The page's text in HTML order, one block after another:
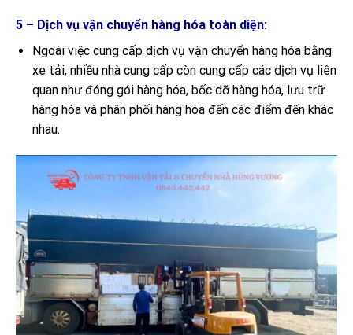
5 – Dịch vụ vận chuyển hàng hóa toàn diện:
Ngoài việc cung cấp dịch vụ vận chuyển hàng hóa bằng
xe tải, nhiều nhà cung cấp còn cung cấp các dịch vụ liên
quan như đóng gói hàng hóa, bốc dỡ hàng hóa, lưu trữ
hàng hóa và phân phối hàng hóa đến các điểm đến khác
nhau.